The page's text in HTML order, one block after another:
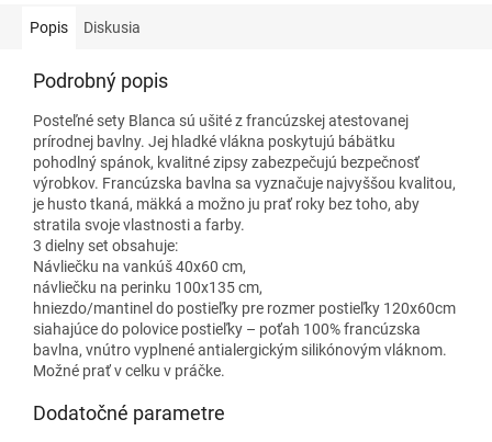
Popis Diskusia
Podrobný popis
Posteľné sety Blanca sú ušité z francúzskej atestovanej
prírodnej bavlny. Jej hladké vlákna poskytujú bábätku
pohodlný spánok, kvalitné zipsy zabezpečujú bezpečnosť
výrobkov. Francúzska bavlna sa vyznačuje najvyššou kvalitou,
je husto tkaná, mäkká a možno ju prať roky bez toho, aby
stratila svoje vlastnosti a farby.
3 dielny set obsahuje:
Návliečku na vankúš 40x60 cm,
návliečku na perinku 100x135 cm,
hniezdo/mantinel do postieľky pre rozmer postieľky 120x60cm
siahajúce do polovice postieľky – poťah 100% francúzska
bavlna, vnútro vyplnené antialergickým silikónovým vláknom.
Možné prať v celku v práčke.
Dodatočné parametre